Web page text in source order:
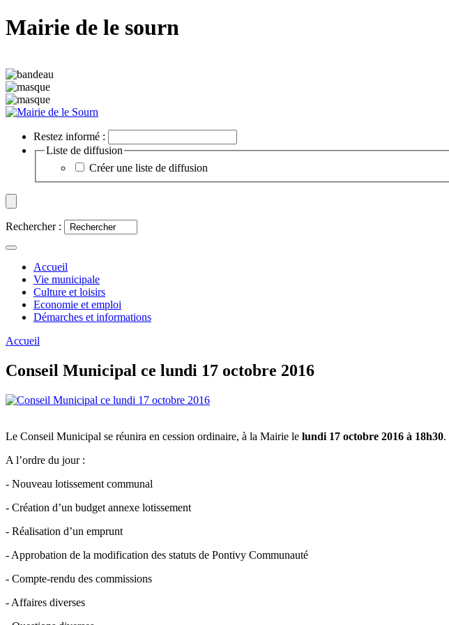
Mairie de le sourn
Restez informé :
Liste de diffusion
Créer une liste de diffusion
Rechercher :
Accueil
Vie municipale
Culture et loisirs
Economie et emploi
Démarches et informations
Accueil
Conseil Municipal ce lundi 17 octobre 2016
Le Conseil Municipal se réunira en cession ordinaire, à la Mairie le lundi 17 octobre 2016 à 18h30.
A l’ordre du jour :
- Nouveau lotissement communal
- Création d’un budget annexe lotissement
- Réalisation d’un emprunt
- Approbation de la modification des statuts de Pontivy Communauté
- Compte-rendu des commissions
- Affaires diverses